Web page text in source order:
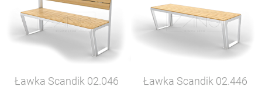
Ławka Scandik 02.046 Ławka Scandik 02.446